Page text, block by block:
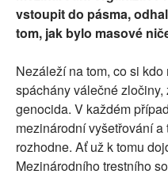
vstoupit do pásma,
tom, jak bylo masové
Nezáleží na tom, co si
spáchány válečné
genocida. V každém
mezinárodní vyšetřování
rozhodne. Ať už k tomu
Mezinárodního trestního